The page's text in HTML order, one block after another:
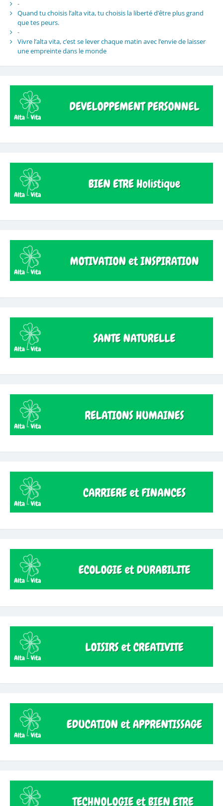
-
Quand tu choisis l’alta vita, tu choisis la liberté d’être plus grand
que tes peurs.
-
Vivre l’alta vita, c’est se lever chaque matin avec l’envie de laisser
une empreinte dans le monde